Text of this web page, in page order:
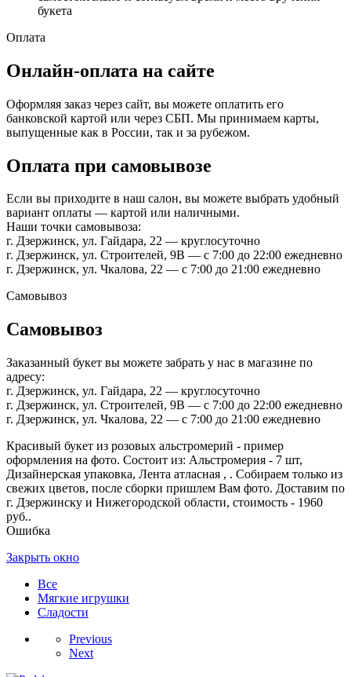
букета
Оплата
Онлайн-оплата на сайте
Оформляя заказ через сайт, вы можете оплатить его
банковской картой или через СБП. Мы принимаем карты,
выпущенные как в России, так и за рубежом.
Оплата при самовывозе
Если вы приходите в наш салон, вы можете выбрать удобный
вариант оплаты — картой или наличными.
Наши точки самовывоза:
г. Дзержинск, ул. Гайдара, 22 — круглосуточно
г. Дзержинск, ул. Строителей, 9В — с 7:00 до 22:00 ежедневно
г. Дзержинск, ул. Чкалова, 22 — с 7:00 до 21:00 ежедневно
Самовывоз
Самовывоз
Заказанный букет вы можете забрать у нас в магазине по
адресу:
г. Дзержинск, ул. Гайдара, 22 — круглосуточно
г. Дзержинск, ул. Строителей, 9В — с 7:00 до 22:00 ежедневно
г. Дзержинск, ул. Чкалова, 22 — с 7:00 до 21:00 ежедневно
Красивый букет из розовых альстромерий - пример
оформления на фото. Состоит из: Альстромерия - 7 шт,
Дизайнерская упаковка, Лента атласная , . Собираем только из
свежих цветов, после сборки пришлем Вам фото. Доставим по
г. Дзержинску и Нижегородской области, стоимость - 1960
руб..
Ошибка
Закрыть окно
Все
Мягкие игрушки
Сладости
Previous
Next